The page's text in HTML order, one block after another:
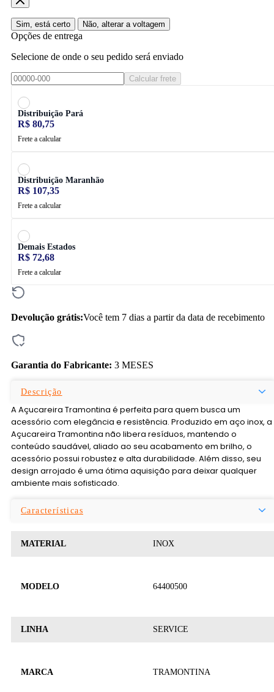
Sim, está certo Não, alterar a voltagem
Opções de entrega
Selecione de onde o seu pedido será enviado
Calcular frete
Distribuição Pará
R$ 80,75
Frete a calcular
Distribuição Maranhão
R$ 107,35
Frete a calcular
Demais Estados
R$ 72,68
Frete a calcular
Devolução grátis:Você tem 7 dias a partir da data de recebimento
Garantia do Fabricante: 3 MESES
Descrição
A Açucareira Tramontina é perfeita para quem busca um
acessório com elegância e resistência. Produzido em aço inox, a
Açucareira Tramontina não libera resíduos, mantendo o
conteúdo saudável, aliado ao seu acabamento em brilho, o
acessório possui robustez e alta durabilidade. Além disso, seu
design arrojado é uma ótima aquisição para deixar qualquer
ambiente mais sofisticado.
Características
MATERIAL INOX
MODELO 64400500
LINHA SERVICE
MARCA TRAMONTINA